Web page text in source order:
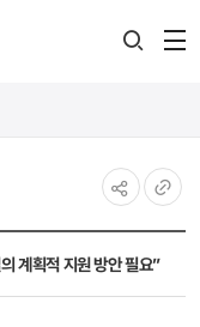
복사
계획적 지원 방안 필요”